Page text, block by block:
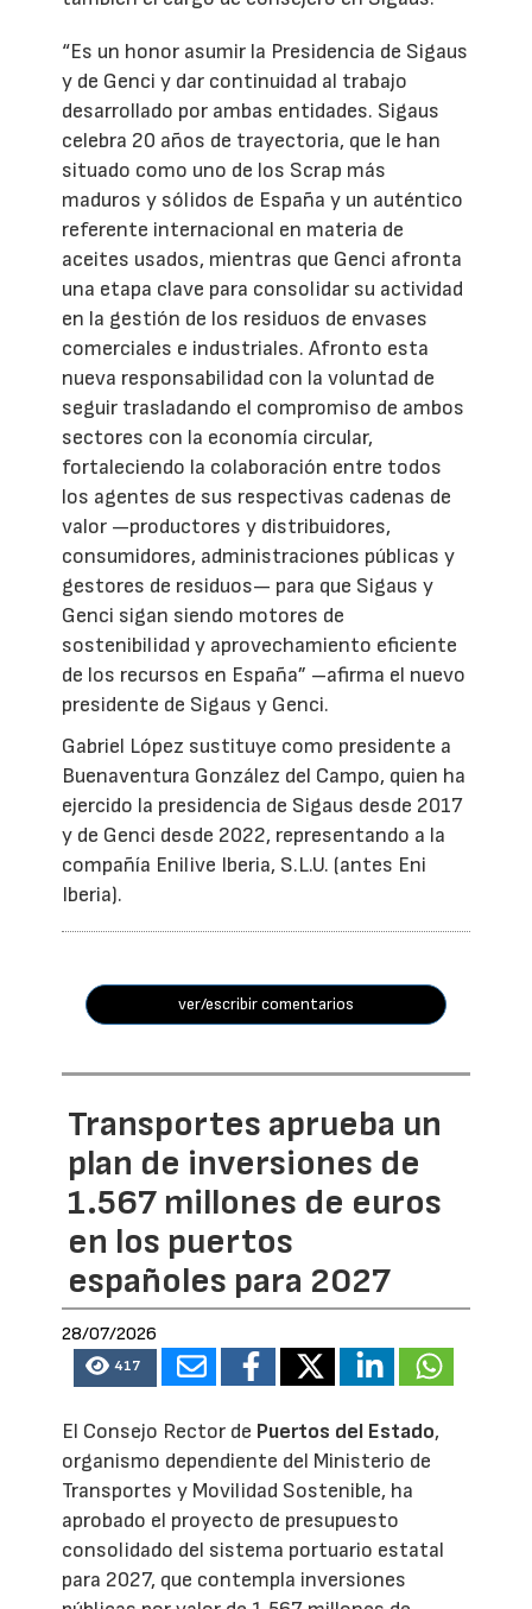
“Es un honor asumir la Presidencia de Sigaus
y de Genci y dar continuidad al trabajo
desarrollado por ambas entidades. Sigaus
celebra 20 años de trayectoria, que le han
situado como uno de los Scrap más
maduros y sólidos de España y un auténtico
referente internacional en materia de
aceites usados, mientras que Genci afronta
una etapa clave para consolidar su actividad
en la gestión de los residuos de envases
comerciales e industriales. Afronto esta
nueva responsabilidad con la voluntad de
seguir trasladando el compromiso de ambos
sectores con la economía circular,
fortaleciendo la colaboración entre todos
los agentes de sus respectivas cadenas de
valor —productores y distribuidores,
consumidores, administraciones públicas y
gestores de residuos— para que Sigaus y
Genci sigan siendo motores de
sostenibilidad y aprovechamiento eficiente
de los recursos en España” –afirma el nuevo
presidente de Sigaus y Genci.
Gabriel López sustituye como presidente a
Buenaventura González del Campo, quien ha
ejercido la presidencia de Sigaus desde 2017
y de Genci desde 2022, representando a la
compañía Enilive Iberia, S.L.U. (antes Eni
Iberia).
ver/escribir comentarios
Transportes aprueba un
plan de inversiones de
1.567 millones de euros
en los puertos
españoles para 2027
28/07/2026
417
El Consejo Rector de Puertos del Estado,
organismo dependiente del Ministerio de
Transportes y Movilidad Sostenible, ha
aprobado el proyecto de presupuesto
consolidado del sistema portuario estatal
para 2027, que contempla inversiones